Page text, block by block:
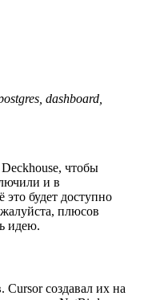
dashboard,
чтобы
и в
будет доступно
плюсов
идею.
создавал их на